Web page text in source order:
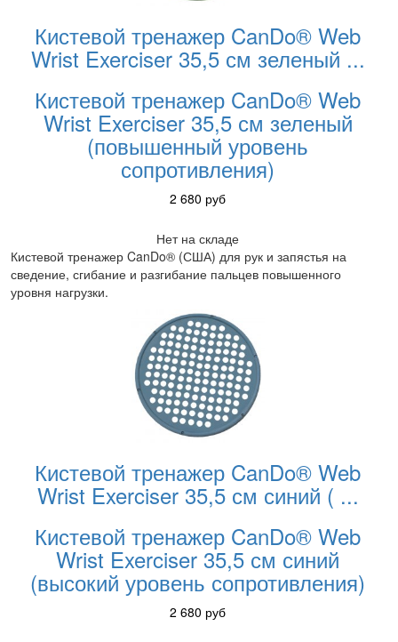
Кистевой тренажер CanDo® Web
Wrist Exerciser 35,5 см зеленый ...
Кистевой тренажер CanDo® Web
Wrist Exerciser 35,5 см зеленый
(повышенный уровень
сопротивления)
2 680 руб
Нет на складе
Кистевой тренажер CanDo® (США) для рук и запястья на
сведение, сгибание и разгибание пальцев повышенного
уровня нагрузки.
Кистевой тренажер CanDo® Web
Wrist Exerciser 35,5 см синий ( ...
Кистевой тренажер CanDo® Web
Wrist Exerciser 35,5 см синий
(высокий уровень сопротивления)
2 680 руб